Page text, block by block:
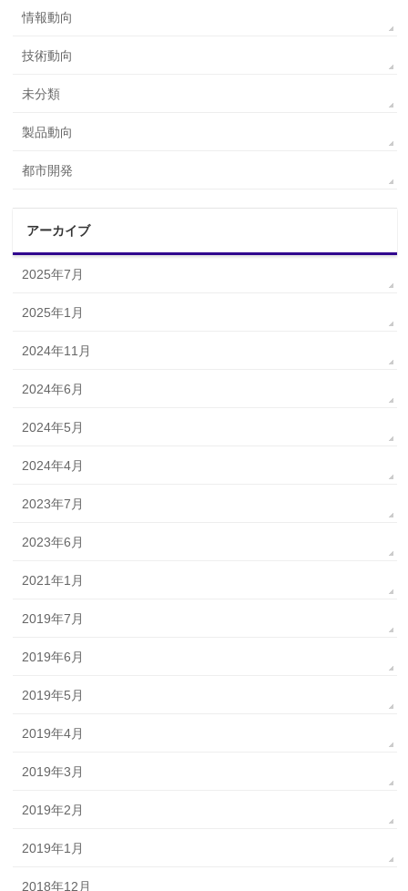
情報動向
技術動向
未分類
製品動向
都市開発
アーカイブ
2025年7月
2025年1月
2024年11月
2024年6月
2024年5月
2024年4月
2023年7月
2023年6月
2021年1月
2019年7月
2019年6月
2019年5月
2019年4月
2019年3月
2019年2月
2019年1月
2018年12月